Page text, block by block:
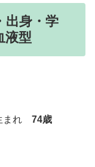
出身・学
液型
まれ 74歳